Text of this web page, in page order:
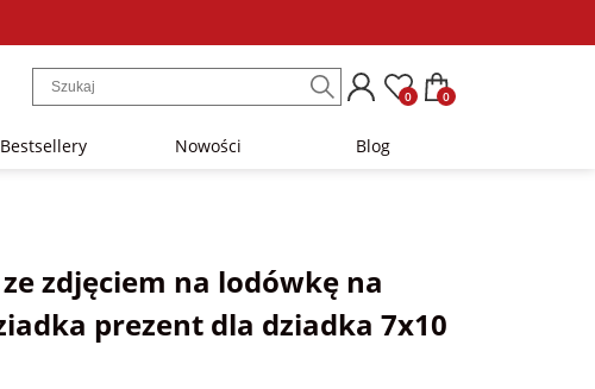
0 0
Bestsellery Nowości Blog
zdjęciem na lodówkę na
prezent dla dziadka 7x10